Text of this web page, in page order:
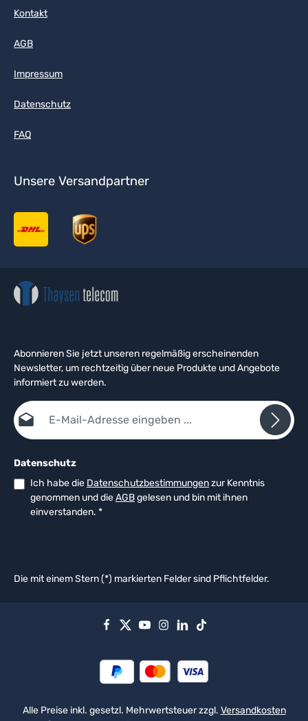
Kontakt
AGB
Impressum
Datenschutz
FAQ
Unsere Versandpartner
Abonnieren Sie jetzt unseren regelmäßig erscheinenden
Newsletter, um rechtzeitig über neue Produkte und Angebote
informiert zu werden.
E-Mail-Adresse*
Datenschutz
Ich habe die Datenschutzbestimmungenzur Kenntnis
genommen und dieAGBgelesen und bin mit ihnen
einverstanden. *
Die mit einem Stern (*) markierten Felder sind Pflichtfelder.
Alle Preise inkl. gesetzl. Mehrwertsteuer zzgl. Versandkosten